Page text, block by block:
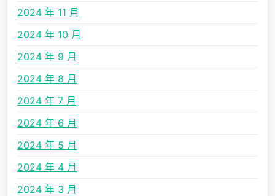
2024 年 11 月
2024 年 10 月
2024 年 9 月
2024 年 8 月
2024 年 7 月
2024 年 6 月
2024 年 5 月
2024 年 4 月
2024 年 3 月